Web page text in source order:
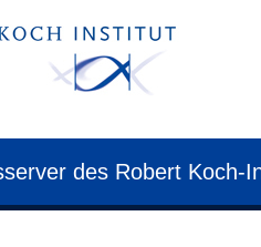
des Robert Koch-